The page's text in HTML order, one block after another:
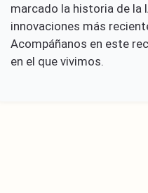
marcado la historia de la
innovaciones más
Acompáñanos en este
en el que vivimos.